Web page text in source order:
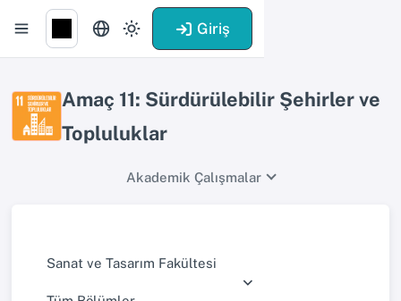
Giriş
Amaç 11: Sürdürülebilir Şehirler ve
Topluluklar
Akademik Çalışmalar
Sanat ve Tasarım Fakültesi